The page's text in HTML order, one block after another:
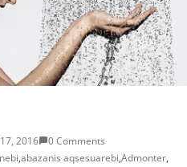
2016
0 Comments
,abazanis aqsesuarebi,Admonter,